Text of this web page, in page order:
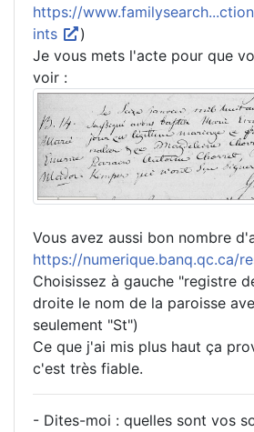
https://
ints
)
Je vous mets l'acte pour que
voir :
Vous avez aussi bon nombre
https://numerique.banq.qc.ca/
Choisissez à gauche "registre
droite le nom de la paroisse
seulement "St")
Ce que j'ai mis plus haut ça
c'est très fiable.
- Dites-moi : quelles sont vos